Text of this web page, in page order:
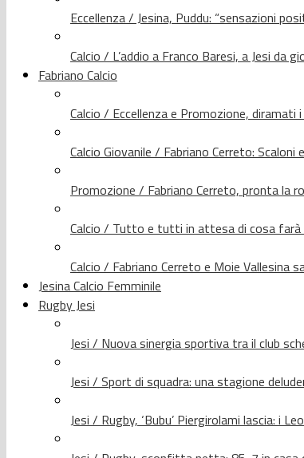
Eccellenza / Jesina, Puddu: “sensazioni
Calcio / L’addio a Franco Baresi, a Jesi da
Fabriano Calcio
Calcio / Eccellenza e Promozione, diramati
Calcio Giovanile / Fabriano Cerreto:
Promozione / Fabriano Cerreto, pronta la
Calcio / Tutto e tutti in attesa di cosa farà
Calcio / Fabriano Cerreto e Moie Vallesina
Jesina Calcio Femminile
Rugby Jesi
Jesi / Nuova sinergia sportiva tra il club
Jesi / Sport di squadra: una stagione
Jesi / Rugby, ‘Bubu’ Piergirolami lascia: i